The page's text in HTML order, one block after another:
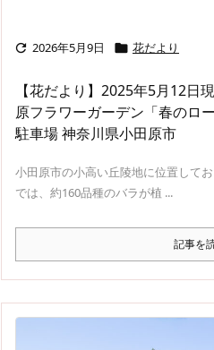
 2026年5月9日  花だより
【花だより】2025年5月12日
原フラワーガーデン「春のロ
駐車場 神奈川県小田原市
小田原市の小高い丘陵地に位置して
では、約160品種のバラが植 ...
記事を